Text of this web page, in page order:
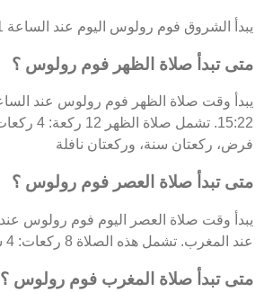
يبدأ الشروق فوم رولوس اليوم عند الساعة 05:51.
متى تبدأ صلاة الظهر فوم رولوس ؟
فرض، ركعتان سنة، وركعتان نافلة
متى تبدأ صلاة العصر فوم رولوس ؟
عند المغرب. تشمل هذه الصلاة 8 ركعات: 4 سنة و4 فرض.
متى تبدأ صلاة المغرب فوم رولوس ؟